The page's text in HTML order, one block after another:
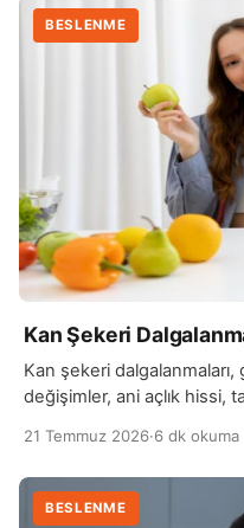
BESLENME
Kan Şekeri
Kan şekeri
değişimler, ani açlık hissi,
21 Temmuz 2026·6 dk okuma
BESLENME